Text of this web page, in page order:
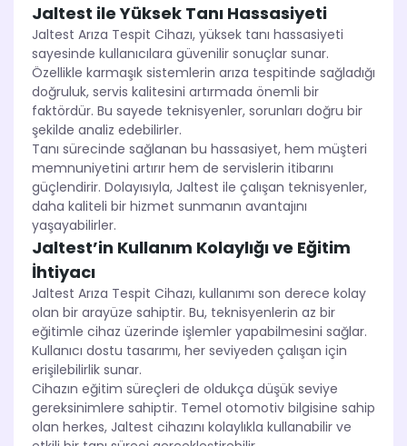
Jaltest ile Yüksek Tanı Hassasiyeti
Jaltest Arıza Tespit Cihazı, yüksek tanı hassasiyeti
sayesinde kullanıcılara güvenilir sonuçlar sunar.
Özellikle karmaşık sistemlerin arıza tespitinde sağladığı
doğruluk, servis kalitesini artırmada önemli bir
faktördür. Bu sayede teknisyenler, sorunları doğru bir
şekilde analiz edebilirler.
Tanı sürecinde sağlanan bu hassasiyet, hem müşteri
memnuniyetini artırır hem de servislerin itibarını
güçlendirir. Dolayısıyla, Jaltest ile çalışan teknisyenler,
daha kaliteli bir hizmet sunmanın avantajını
yaşayabilirler.
Jaltest’in Kullanım Kolaylığı ve Eğitim
İhtiyacı
Jaltest Arıza Tespit Cihazı, kullanımı son derece kolay
olan bir arayüze sahiptir. Bu, teknisyenlerin az bir
eğitimle cihaz üzerinde işlemler yapabilmesini sağlar.
Kullanıcı dostu tasarımı, her seviyeden çalışan için
erişilebilirlik sunar.
Cihazın eğitim süreçleri de oldukça düşük seviye
gereksinimlere sahiptir. Temel otomotiv bilgisine sahip
olan herkes, Jaltest cihazını kolaylıkla kullanabilir ve